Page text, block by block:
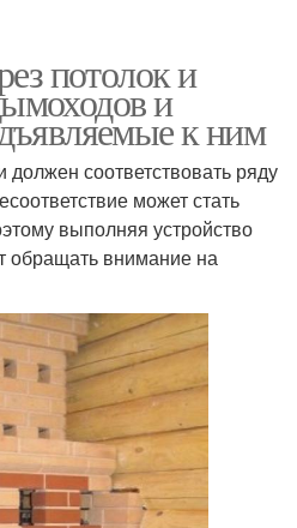
потолок и
и
к ним
соответствовать ряду
может стать
выполняя устройство
обращать внимание на